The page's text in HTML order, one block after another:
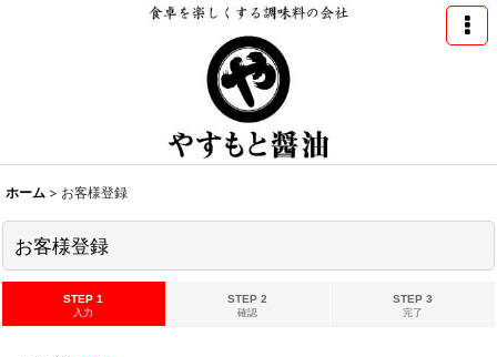
ホーム > お客様登録
お客様登録
STEP 1
入力
STEP 2
確認
STEP 3
完了